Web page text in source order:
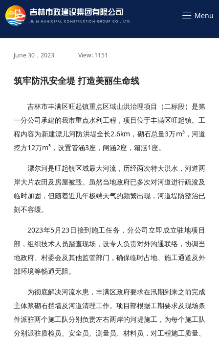
June 30，2023 View: 1151
筑牢防汛安全堤 打造美丽生命线
吉林市丰满区旺起镇重点区域山洪治理项目（二标段）是第
一分公司承建的我市重点水利工程，项目位于丰满区旺起镇。工
程内容为新建漂儿河防洪堤全长2.6km，砌石总量3万m³，河道
挖方12万m³，设置管涵3座，闸涵2座，箱涵1座。
漂尔河是旺起镇区域最大河流，历经两次特大洪水，河道两
岸大片农田及房屋被毁。虽然当地政府已多次对河道进行疏浚及
临时加固，但随着近几年极端天气的频繁出现，河道堤防整治已
刻不容缓。
2023年5月23日接到施工任务，分公司立即成立驻地项目
部，组织技术人员踏查现场，设专人负责对外沟通联络，协调当
地政府、村委会及其他监管部门，确保临时占地、施工通道及外
部环境等畅通无阻。
为彻底解决河流水患，丰满区政府要求在汛期到来之前完成
主体浆砌石挡墙及河道清理工作。项目部根据工期要求及现场条
件派驻两个施工队分别负责左右两岸的河堤施工，为每个施工队
分别派驻质检员、安全员、测量员、材料员，对工程施工质量、